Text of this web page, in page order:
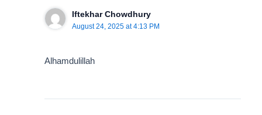
Iftekhar Chowdhury
August 24, 2025 at 4:13 PM
Alhamdulillah